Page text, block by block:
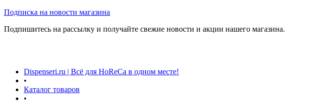
Подписка на новости магазина
Подпишитесь на рассылку и получайте свежие новости и акции нашего магазина.
Dispenseri.ru | Всё для HoReCa в одном месте!
•
Каталог товаров
•